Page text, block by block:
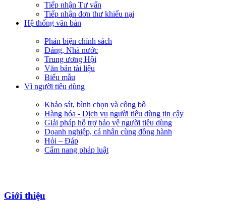
Tiếp nhận Tư vấn
Tiếp nhận đơn thư khiếu nại
Hệ thống văn bản
Phản biện chính sách
Đảng, Nhà nước
Trung ương Hội
Văn bản tài liệu
Biểu mẫu
Vì người tiêu dùng
Khảo sát, bình chọn và công bố
Hàng hóa - Dịch vụ người tiêu dùng tin cậy
Giải pháp hỗ trợ bảo vệ người tiêu dùng
Doanh nghiệp, cá nhân cùng đồng hành
Hỏi – Đáp
Cẩm nang pháp luật
Giới thiệu